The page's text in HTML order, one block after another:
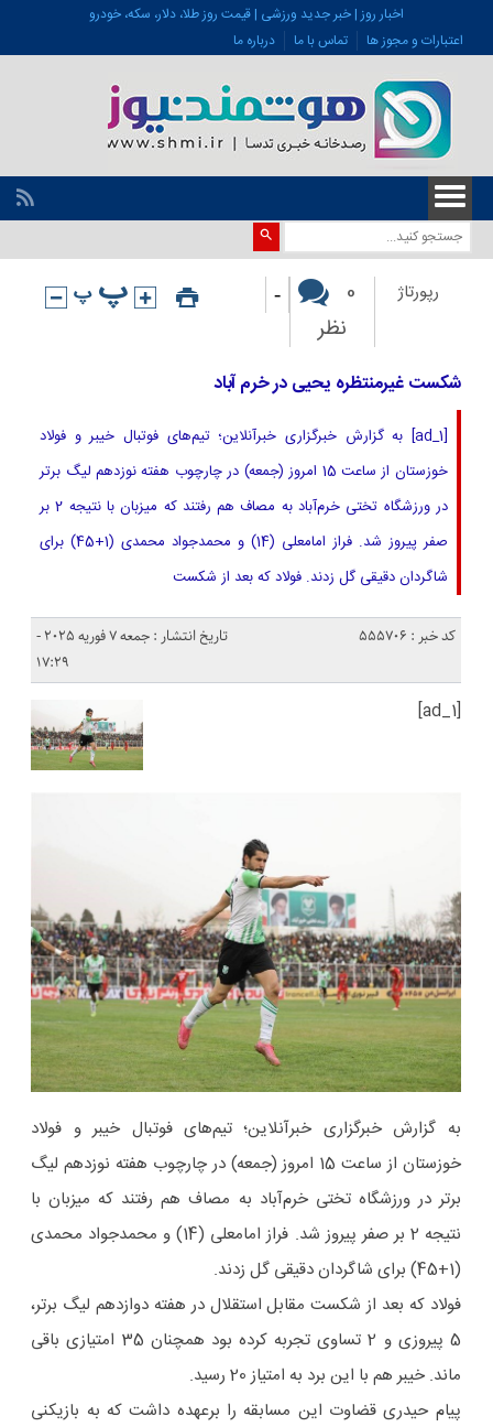
اخبار روز | خبر جدید ورزشی | قیمت روز طلا، دلار، سکه، خودرو
اعتبارات و مجوز ها
تماس با ما درباره ما
رپورتاژ
0
نظر
-
شکست غیرمنتظره یحیی در خرم آباد
[ad_1] به گزارش خبرگزاری خبرآنلاین؛ تیم‌های فوتبال خیبر و فولاد
خوزستان از ساعت 15 امروز (جمعه) در چارچوب هفته نوزدهم لیگ برتر
در ورزشگاه تختی خرم‌آباد به مصاف هم رفتند که میزبان با نتیجه 2 بر
صفر پیروز شد. فراز امامعلی (14) و محمدجواد محمدی (1+45) برای
شاگردان دقیقی گل زدند. فولاد که بعد از شکست
کد خبر : 555706
تاریخ انتشار : جمعه 7 فوریه 2025 -
17:29
[ad_1]
به گزارش خبرگزاری خبرآنلاین؛ تیم‌های فوتبال خیبر و فولاد
خوزستان از ساعت 15 امروز (جمعه) در چارچوب هفته نوزدهم لیگ
برتر در ورزشگاه تختی خرم‌آباد به مصاف هم رفتند که میزبان با
نتیجه 2 بر صفر پیروز شد. فراز امامعلی (14) و محمدجواد محمدی
(1+45) برای شاگردان دقیقی گل زدند.
فولاد که بعد از شکست مقابل استقلال در هفته دوازدهم لیگ برتر،
5 پیروزی و 2 تساوی تجربه کرده بود همچنان 35 امتیازی باقی
ماند. خیبر هم با این برد به امتیاز 20 رسید.
پیام حیدری قضاوت این مسابقه را برعهده داشت که به بازیکنی